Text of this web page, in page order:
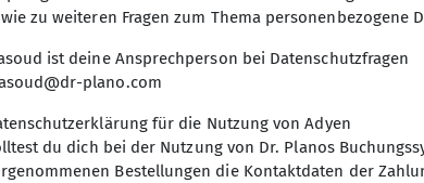
und Umbauen auf dem Programm,
ein tolles Erlebnis. Auf dem Berg
war und alle begeisterte.
mit dem Frühstück und anschließendem
zu weiteren Fragen zum Thema
ist deine Ansprechperson bei Datenschutzfragen
plano.com
für die Nutzung von Adyen
du dich bei der Nutzung von Dr. Planos
Bestellungen die Kontaktdaten der